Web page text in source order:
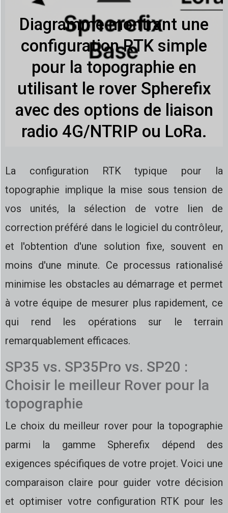
Diagramme montrant une
configuration RTK simple
pour la topographie en
utilisant le rover Spherefix
avec des options de liaison
radio 4G/NTRIP ou LoRa.
La configuration RTK typique pour la
topographie implique la mise sous tension de
vos unités, la sélection de votre lien de
correction préféré dans le logiciel du contrôleur,
et l'obtention d'une solution fixe, souvent en
moins d'une minute. Ce processus rationalisé
minimise les obstacles au démarrage et permet
à votre équipe de mesurer plus rapidement, ce
qui rend les opérations sur le terrain
remarquablement efficaces.
SP35 vs. SP35Pro vs. SP20 :
Choisir le meilleur Rover pour la
topographie
Le choix du meilleur rover pour la topographie
parmi la gamme Spherefix dépend des
exigences spécifiques de votre projet. Voici une
comparaison claire pour guider votre décision
et optimiser votre configuration RTK pour les